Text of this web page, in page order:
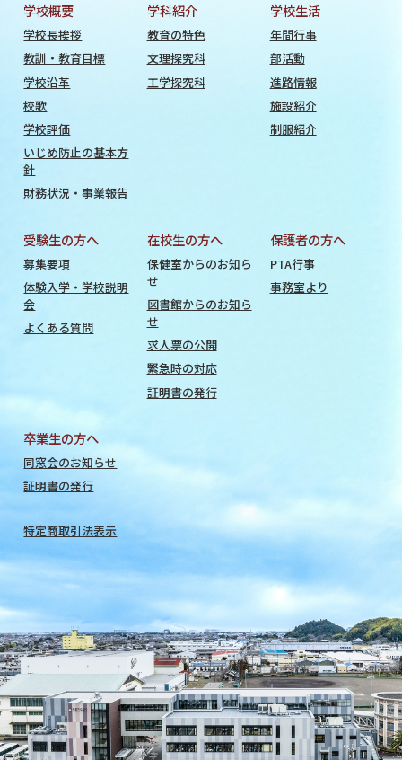
学校概要
学校長挨拶
教訓・教育目標
学校沿革
校歌
学校評価
いじめ防止の基本方
針
財務状況・事業報告
学科紹介
教育の特色
文理探究科
工学探究科
学校生活
年間行事
部活動
進路情報
施設紹介
制服紹介
受験生の方へ
募集要項
体験入学・学校説明
会
よくある質問
在校生の方へ
保健室からのお知ら
せ
図書館からのお知ら
せ
求人票の公開
緊急時の対応
証明書の発行
保護者の方へ
PTA行事
事務室より
卒業生の方へ
同窓会のお知らせ
証明書の発行
特定商取引法表示